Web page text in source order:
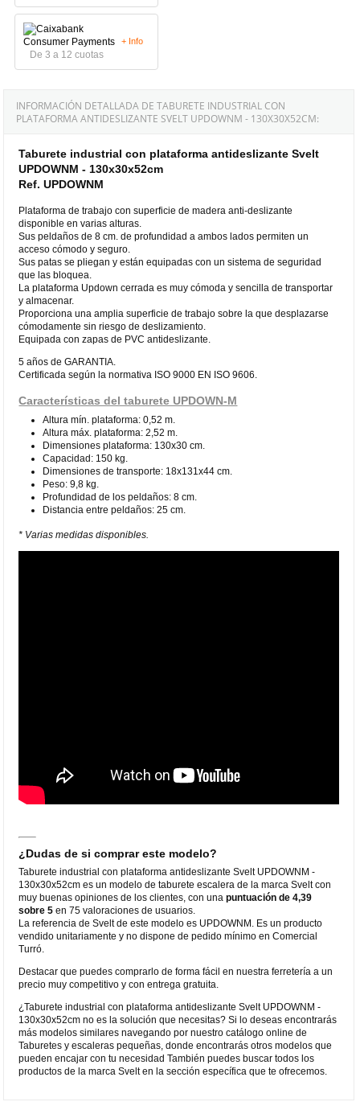
De 3 a 12 cuotas
+ Info
INFORMACIÓN DETALLADA DE TABURETE INDUSTRIAL CON
PLATAFORMA ANTIDESLIZANTE SVELT UPDOWNM - 130X30X52CM:
Taburete industrial con plataforma antideslizante Svelt
UPDOWNM - 130x30x52cm
Ref. UPDOWNM
Plataforma de trabajo con superficie de madera anti-deslizante
disponible en varias alturas.
Sus peldaños de 8 cm. de profundidad a ambos lados permiten un
acceso cómodo y seguro.
Sus patas se pliegan y están equipadas con un sistema de seguridad
que las bloquea.
La plataforma Updown cerrada es muy cómoda y sencilla de transportar
y almacenar.
Proporciona una amplia superficie de trabajo sobre la que desplazarse
cómodamente sin riesgo de deslizamiento.
Equipada con zapas de PVC antideslizante.
5 años de GARANTIA.
Certificada según la normativa ISO 9000 EN ISO 9606.
Características del taburete UPDOWN-M
Altura mín. plataforma: 0,52 m.
Altura máx. plataforma: 2,52 m.
Dimensiones plataforma: 130x30 cm.
Capacidad: 150 kg.
Dimensiones de transporte: 18x131x44 cm.
Peso: 9,8 kg.
Profundidad de los peldaños: 8 cm.
Distancia entre peldaños: 25 cm.
* Varias medidas disponibles.
¿Dudas de si comprar este modelo?
Taburete industrial con plataforma antideslizante Svelt UPDOWNM -
130x30x52cm es un modelo de taburete escalera de la marca Svelt con
muy buenas opiniones de los clientes, con unapuntuación de 4,39
sobre 5 en 75 valoraciones de usuarios.
La referencia de Svelt de este modelo es UPDOWNM. Es un producto
vendido unitariamente y no dispone de pedido mínimo en Comercial
Turró.
Destacar que puedes comprarlo de forma fácil en nuestra ferretería a un
precio muy competitivo y con entrega gratuita.
¿Taburete industrial con plataforma antideslizante Svelt UPDOWNM -
130x30x52cm no es la solución que necesitas? Si lo deseas encontrarás
más modelos similares navegando por nuestro catálogo online de
Taburetes y escaleras pequeñas, donde encontrarás otros modelos que
pueden encajar con tu necesidad También puedes buscar todos los
productos de la marca Svelt en la sección específica que te ofrecemos.